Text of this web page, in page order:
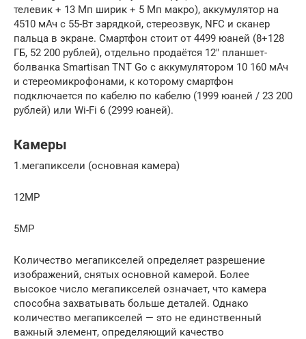
телевик + 13 Мп ширик + 5 Мп макро), аккумулятор на
4510 мАч с 55-Вт зарядкой, стереозвук, NFC и сканер
пальца в экране. Смартфон стоит от 4499 юаней (8+128
ГБ, 52 200 рублей), отдельно продаётся 12″ планшет-
болванка Smartisan TNT Go с аккумулятором 10 160 мАч
и стереомикрофонами, к которому смартфон
подключается по кабелю по кабелю (1999 юаней / 23 200
рублей) или Wi-Fi 6 (2999 юаней).
Камеры
1.мегапиксели (основная камера)
12MP
5MP
Количество мегапикселей определяет разрешение
изображений, снятых основной камерой. Более
высокое число мегапикселей означает, что камера
способна захватывать больше деталей. Однако
количество мегапикселей — это не единственный
важный элемент, определяющий качество